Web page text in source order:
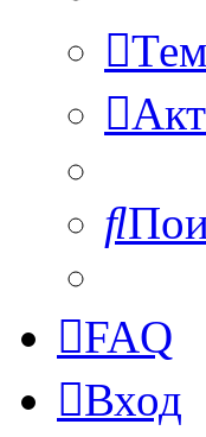
FAQ
Вход